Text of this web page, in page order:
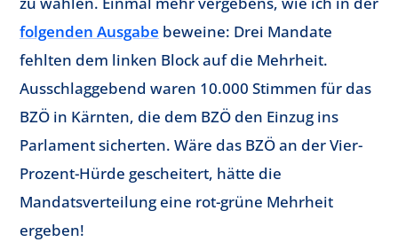
folgenden Ausgabe beweine: Drei Mandate
fehlten dem linken Block auf die Mehrheit.
Ausschlaggebend waren 10.000 Stimmen für das
BZÖ in Kärnten, die dem BZÖ den Einzug ins
Parlament sicherten. Wäre das BZÖ an der Vier-
Prozent-Hürde gescheitert, hätte die
Mandatsverteilung eine rot-grüne Mehrheit
ergeben!